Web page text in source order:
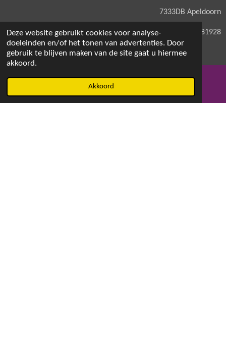
Deze website gebruikt cookies voor analyse-
doeleinden en/of het tonen van advertenties. Door
gebruik te blijven maken van de site gaat u hiermee
akkoord.
Akkoord
7333DB Apeldoorn
KVK: 71581928
© 2021 - 2026 Magdalenaswasparfum